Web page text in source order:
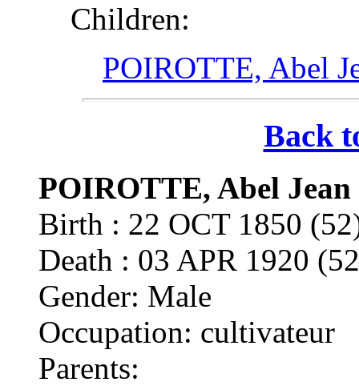
Children:
POIROTTE, Abel
Back
POIROTTE, Abel Jean
Birth : 22 OCT 1850
Death : 03 APR 1920
Gender: Male
Occupation: cultivateur
Parents: